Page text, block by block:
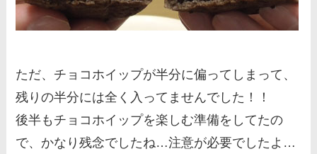
ただ、チョコホイップが半分に偏ってしまって、
残りの半分には全く入ってませんでした！！
後半もチョコホイップを楽しむ準備をしてたの
で、かなり残念でしたね…注意が必要でしたよ…